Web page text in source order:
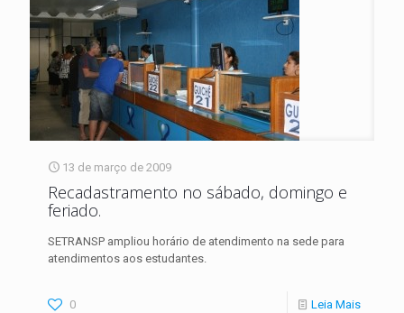
13 de março de 2009
Recadastramento no sábado, domingo e
feriado.
SETRANSP ampliou horário de atendimento na sede para
atendimentos aos estudantes.
0 Leia Mais